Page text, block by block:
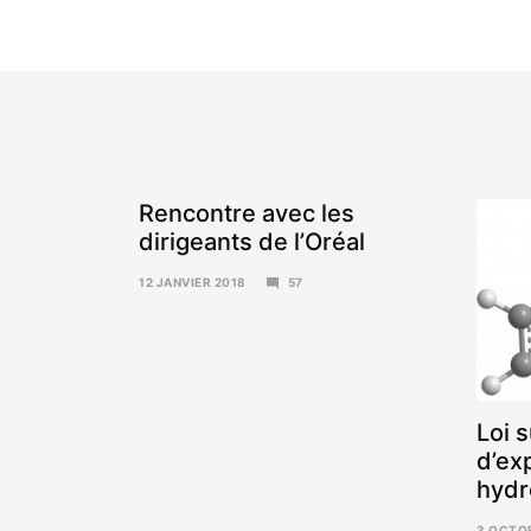
Rencontre avec les
dirigeants de l’Oréal
12 JANVIER 2018
57
Loi